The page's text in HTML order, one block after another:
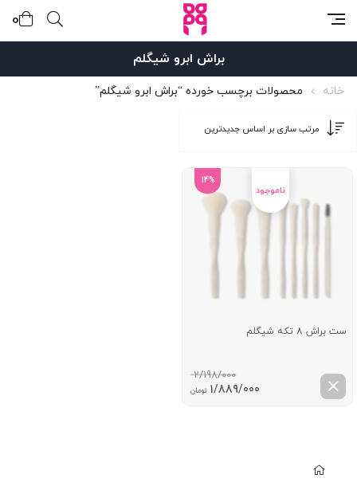
0
براش ابرو شیگلم
خانه محصولات برچسب خورده “براش ابرو شیگلم”
14%
ست براش 8 تکه شیگلم
2/198/000
قیمت
1/889/000 تومانقیمت